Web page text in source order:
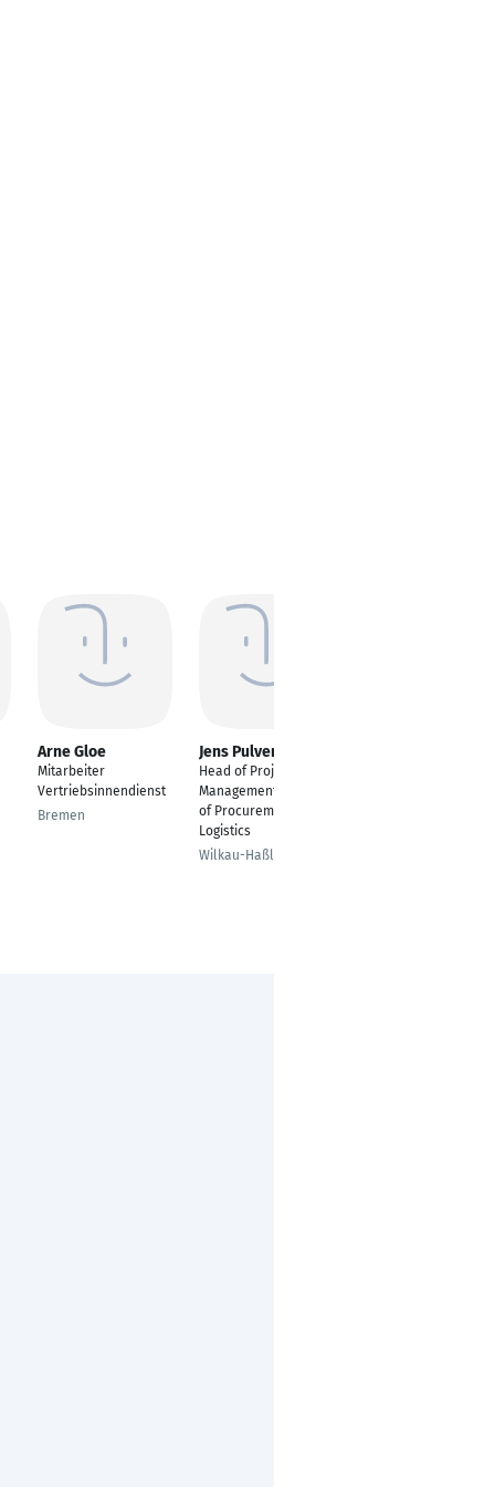
Arne Gloe
Mitarbeiter
Vertriebsinnendienst
Bremen
Jens Pulvermüller
Head of Project
Management & Head
of Procurement and
Logistics
Wilkau-Haßlau